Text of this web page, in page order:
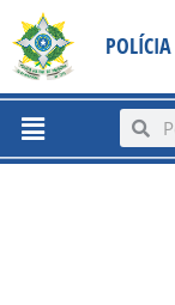
content
para
conteúdo
Menu Search